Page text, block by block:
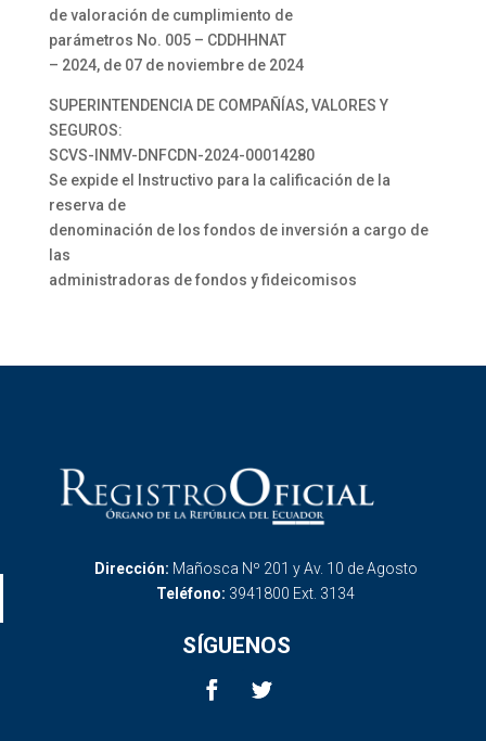
de valoración de cumplimiento de
parámetros No. 005 – CDDHHNAT
– 2024, de 07 de noviembre de 2024
SUPERINTENDENCIA DE COMPAÑÍAS, VALORES Y
SEGUROS:
SCVS-INMV-DNFCDN-2024-00014280
Se expide el Instructivo para la calificación de la
reserva de
denominación de los fondos de inversión a cargo de
las
administradoras de fondos y fideicomisos
Dirección: Mañosca Nº 201 y Av. 10 de Agosto
Teléfono: 3941800 Ext. 3134
SÍGUENOS